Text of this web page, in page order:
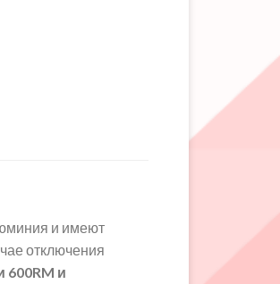
и имеют
отключения
и